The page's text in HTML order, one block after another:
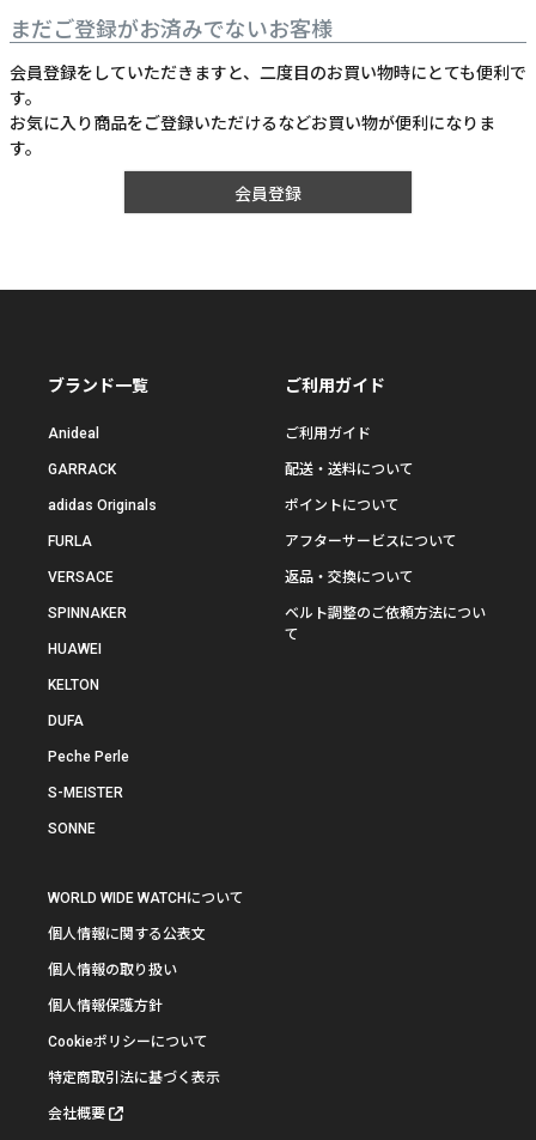
まだご登録がお済みでないお客様
会員登録をしていただきますと、二度目のお買い物時にとても便利で
す。
お気に入り商品をご登録いただけるなどお買い物が便利になりま
す。
会員登録
ブランド一覧
Anideal
GARRACK
adidas Originals
FURLA
VERSACE
SPINNAKER
HUAWEI
KELTON
DUFA
Peche Perle
S-MEISTER
SONNE
ご利用ガイド
ご利用ガイド
配送・送料について
ポイントについて
アフターサービスについて
返品・交換について
ベルト調整のご依頼方法につい
て
WORLD WIDE WATCHについて
個人情報に関する公表文
個人情報の取り扱い
個人情報保護方針
Cookieポリシーについて
特定商取引法に基づく表示
会社概要